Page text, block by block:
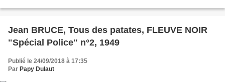
Jean BRUCE, Tous des patates, FLEUVE NOIR
"Spécial Police" n°2, 1949
Publié le 24/09/2018 à 17:35
Par Papy Dulaut